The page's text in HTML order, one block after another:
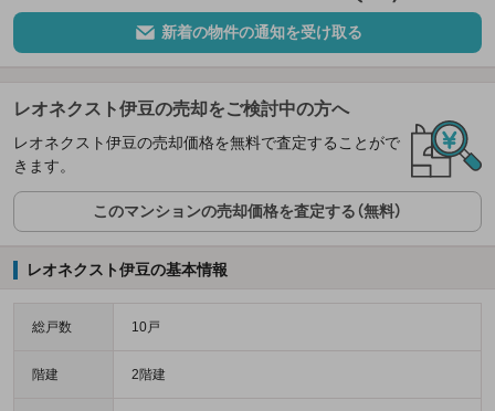
新着の物件の通知を受け取る
レオネクスト伊豆の売却をご検討中の方へ
レオネクスト伊豆の売却価格を無料で査定することがで
きます。
このマンションの売却価格を査定する（無料）
レオネクスト伊豆の基本情報
総戸数 10戸
階建 2階建